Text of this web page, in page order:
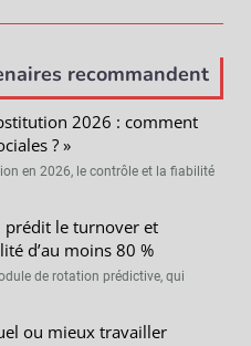
recommandent
2026 : comment
? »
en 2026, le contrôle et la fiabilité
prédit le turnover et
d’au moins 80 %
de rotation prédictive, qui
ou mieux travailler